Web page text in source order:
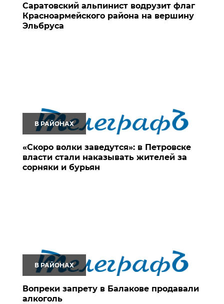
Саратовский альпинист водрузит флаг
Красноармейского района на вершину
Эльбруса
В РАЙОНАХ
«Скоро волки заведутся»: в Петровске
власти стали наказывать жителей за
сорняки и бурьян
В РАЙОНАХ
Вопреки запрету в Балакове продавали
алкоголь